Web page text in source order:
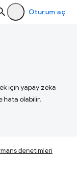
Oturum aç
için yapay zeka
hata olabilir.
denetimleri